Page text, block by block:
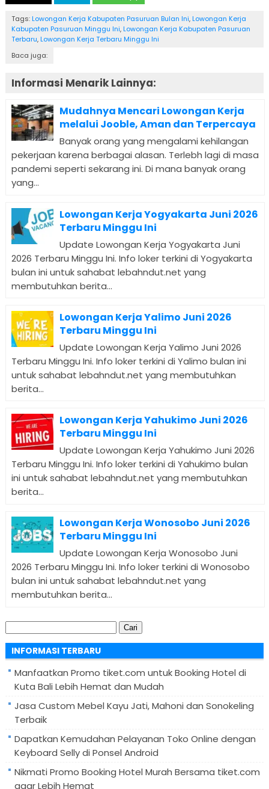
Tags: Lowongan Kerja Kabupaten Pasuruan Bulan Ini, Lowongan Kerja
Kabupaten Pasuruan Minggu Ini, Lowongan Kerja Kabupaten Pasuruan
Terbaru, Lowongan Kerja Terbaru Minggu Ini
Baca juga:
Informasi Menarik Lainnya:
Mudahnya Mencari Lowongan Kerja
melalui Jooble, Aman dan Terpercaya
Banyak orang yang mengalami kehilangan
pekerjaan karena berbagai alasan. Terlebh lagi di masa
pandemi seperti sekarang ini. Di mana banyak orang
yang...
Lowongan Kerja Yogyakarta Juni 2026
Terbaru Minggu Ini
Update Lowongan Kerja Yogyakarta Juni
2026 Terbaru Minggu Ini. Info loker terkini di Yogyakarta
bulan ini untuk sahabat lebahndut.net yang
membutuhkan berita...
Lowongan Kerja Yalimo Juni 2026
Terbaru Minggu Ini
Update Lowongan Kerja Yalimo Juni 2026
Terbaru Minggu Ini. Info loker terkini di Yalimo bulan ini
untuk sahabat lebahndut.net yang membutuhkan
berita...
Lowongan Kerja Yahukimo Juni 2026
Terbaru Minggu Ini
Update Lowongan Kerja Yahukimo Juni 2026
Terbaru Minggu Ini. Info loker terkini di Yahukimo bulan
ini untuk sahabat lebahndut.net yang membutuhkan
berita...
Lowongan Kerja Wonosobo Juni 2026
Terbaru Minggu Ini
Update Lowongan Kerja Wonosobo Juni
2026 Terbaru Minggu Ini. Info loker terkini di Wonosobo
bulan ini untuk sahabat lebahndut.net yang
membutuhkan berita...
Cari
untuk:
INFORMASI TERBARU
Manfaatkan Promo tiket.com untuk Booking Hotel di
Kuta Bali Lebih Hemat dan Mudah
Jasa Custom Mebel Kayu Jati, Mahoni dan Sonokeling
Terbaik
Dapatkan Kemudahan Pelayanan Toko Online dengan
Keyboard Selly di Ponsel Android
Nikmati Promo Booking Hotel Murah Bersama tiket.com
agar Lebih Hemat